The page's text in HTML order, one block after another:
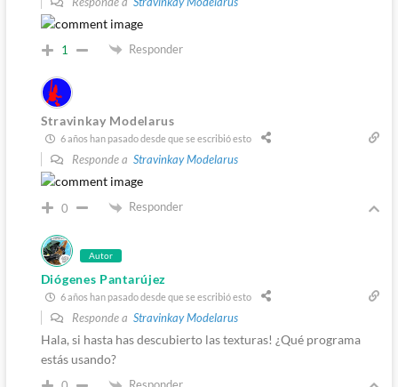
1 Responder
Stravinkay Modelarus
6 años han pasado desde que se escribió esto
Responde a Stravinkay Modelarus
0 Responder
Autor
Diógenes Pantarújez
6 años han pasado desde que se escribió esto
Responde a Stravinkay Modelarus
Hala, si hasta has descubierto las texturas! ¿Qué programa
estás usando?